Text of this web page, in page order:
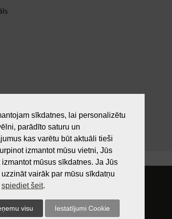
vieta
Kā nopirkt?
sīkdatnes, lai personalizētu
parādīto saturu un
kas varētu būt aktuāli tieši
izmantot mūsu vietni, Jūs
izmantot mūsus sīkdatnes. Ja Jūs
vairāk par mūsu sīkdatņu
spiediet šeit.